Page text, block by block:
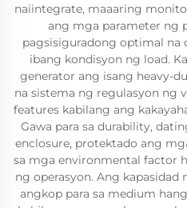
naiintegrate, maaaring
ang mga parameter ng
pagsisiguradong optimal na
ibang kondisyon ng load.
generator ang isang heavy-
na sistema ng regulasyon ng
features kabilang ang
Gawa para sa durability,
enclosure, protektado ang
sa mga environmental factor
ng operasyon. Ang kapasidad
angkop para sa medium